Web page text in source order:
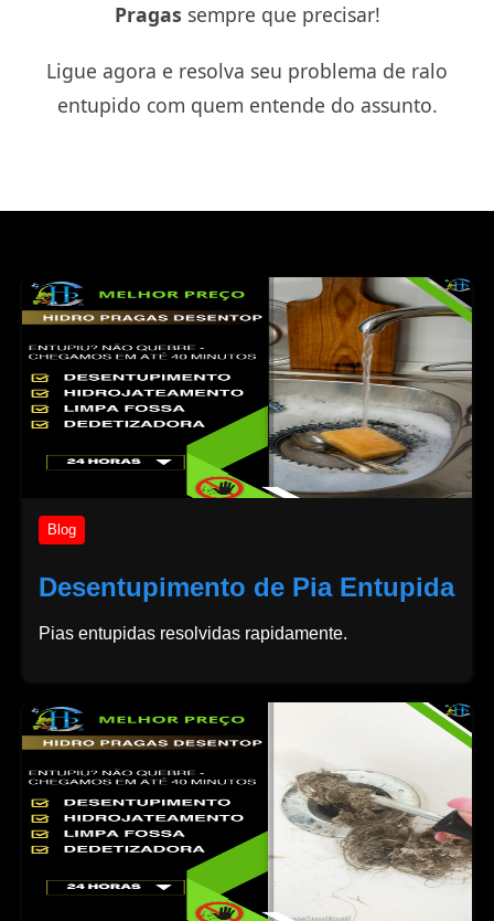
Pragas sempre que precisar!
Ligue agora e resolva seu problema de ralo
entupido com quem entende do assunto.
Blog
Desentupimento de Pia Entupida
Pias entupidas resolvidas rapidamente.